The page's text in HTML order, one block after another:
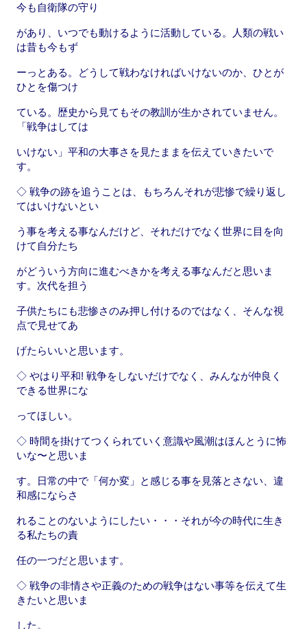
今も自衛隊の守り
があり、いつでも動けるように活動している。人類の戦い
は昔も今もず
ーっとある。どうして戦わなければいけないのか、ひとが
ひとを傷つけ
ている。歴史から見てもその教訓が生かされていません。
「戦争はしては
いけない」平和の大事さを見たままを伝えていきたいで
す。
◇ 戦争の跡を追うことは、もちろんそれが悲惨で繰り返し
てはいけないとい
う事を考える事なんだけど、それだけでなく世界に目を向
けて自分たち
がどういう方向に進むべきかを考える事なんだと思いま
す。次代を担う
子供たちにも悲惨さのみ押し付けるのではなく、そんな視
点で見せてあ
げたらいいと思います。
◇ やはり平和! 戦争をしないだけでなく、みんなが仲良く
できる世界にな
ってほしい。
◇ 時間を掛けてつくられていく意識や風潮はほんとうに怖
いな〜と思いま
す。日常の中で「何か変」と感じる事を見落とさない、違
和感にならさ
れることのないようにしたい・・・それが今の時代に生き
る私たちの責
任の一つだと思います。
◇ 戦争の非情さや正義のための戦争はない事等を伝えて生
きたいと思いま
した。